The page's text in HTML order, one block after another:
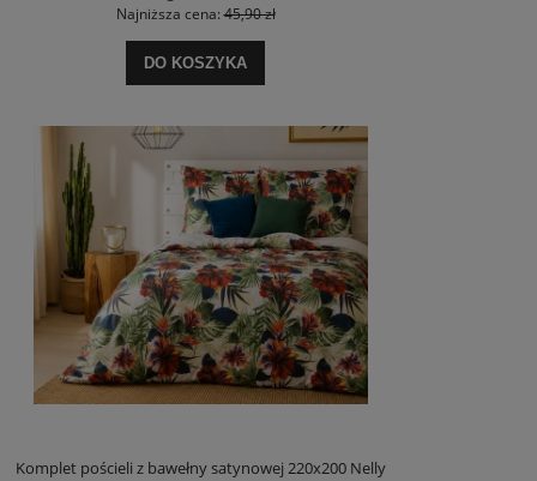
Najniższa cena:45,90 zł
DO KOSZYKA
Komplet pościeli z bawełny satynowej 220x200 Nelly